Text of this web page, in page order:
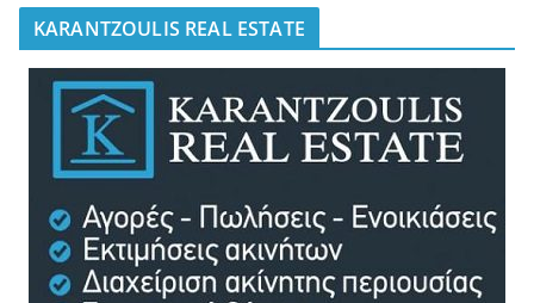
KARANTZOULIS REAL ESTATE